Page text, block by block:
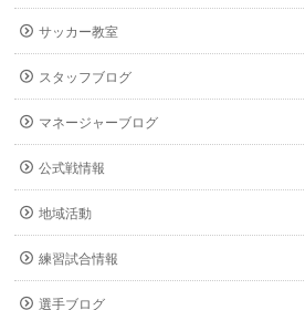
サッカー教室
スタッフブログ
マネージャーブログ
公式戦情報
地域活動
練習試合情報
選手ブログ